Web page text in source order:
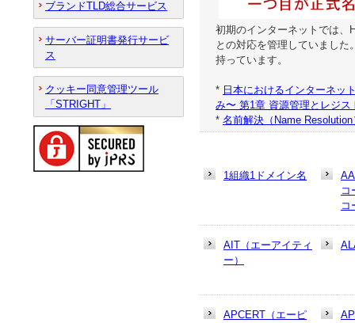
初期のインターネットでは、
との対応を管理していまし
持っています。
* 日本におけるインターネッ
み〜 第1章 資源管理とレジス
* 名前解決（Name Resolution
1組織1ドメイン名
コ
コ
AIT（エーアイティ
ー）
APCERT（エーピ
ブランドTLD総合サービス
サーバー証明書発行サービ
ス
クッキー同意管理ツール
「STRIGHT」